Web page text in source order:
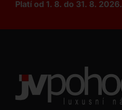
Platí od 1. 8. do 31. 8. 2026.